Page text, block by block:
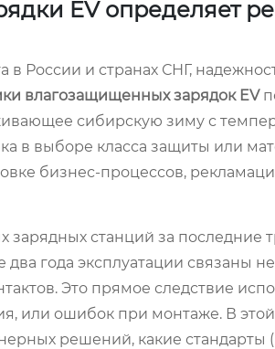
EV определяет
России и странах СНГ,
влагозащищенных зарядок EV
сибирскую зиму с
в выборе класса защиты или
бизнес-процессов,
станций за последние
года эксплуатации связаны
Это прямое следствие
или ошибок при монтаже. В
решений, какие стандарты